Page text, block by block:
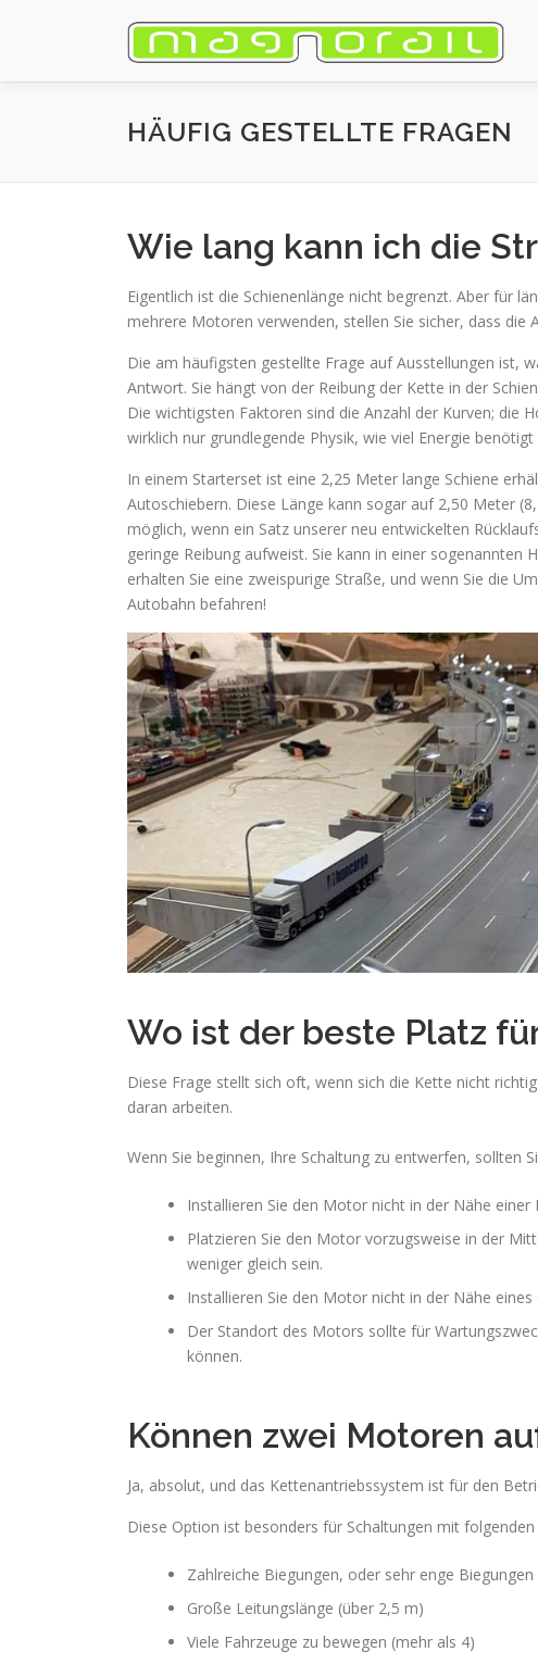
HÄUFIG GESTELLTE FRAGEN
Wie lang kann ich die
Eigentlich ist die Schienenlänge nicht begrenzt. Aber für
mehrere Motoren verwenden, stellen Sie sicher, dass
Die am häufigsten gestellte Frage auf Ausstellungen ist,
Antwort. Sie hängt von der Reibung der Kette in der
Die wichtigsten Faktoren sind die Anzahl der Kurven; die
wirklich nur grundlegende Physik, wie viel Energie
In einem Starterset ist eine 2,25 Meter lange Schiene
Autoschiebern. Diese Länge kann sogar auf 2,50 Meter
möglich, wenn ein Satz unserer neu entwickelten
geringe Reibung aufweist. Sie kann in einer
erhalten Sie eine zweispurige Straße, und wenn Sie die
Autobahn befahren!
Wo ist der beste Platz
Diese Frage stellt sich oft, wenn sich die Kette nicht
daran arbeiten.
Wenn Sie beginnen, Ihre Schaltung zu entwerfen,
Installieren Sie den Motor nicht in der Nähe einer
Platzieren Sie den Motor vorzugsweise in der
weniger gleich sein.
Installieren Sie den Motor nicht in der Nähe
Der Standort des Motors sollte für
können.
Können zwei Motoren
Ja, absolut, und das Kettenantriebssystem ist für den
Diese Option ist besonders für Schaltungen mit
Zahlreiche Biegungen, oder sehr enge Biegungen
Große Leitungslänge (über 2,5 m)
Viele Fahrzeuge zu bewegen (mehr als 4)